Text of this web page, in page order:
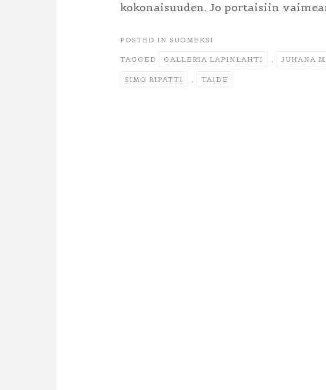
kokonaisuuden. Jo portaisiin
POSTED IN SUOMEKSI
TAGGED GALLERIA LAPINLAHTI , JUHANA
SIMO RIPATTI , TAIDE